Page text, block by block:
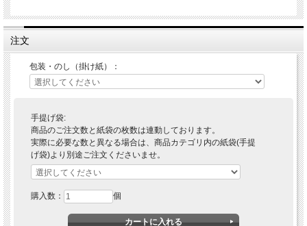
注文
包装・のし（掛け紙）：
手提げ袋:
商品のご注文数と紙袋の枚数は連動しております。
実際に必要な数と異なる場合は、商品カテゴリ内の紙袋(手提
げ袋)より別途ご注文くださいませ。
購入数： 個